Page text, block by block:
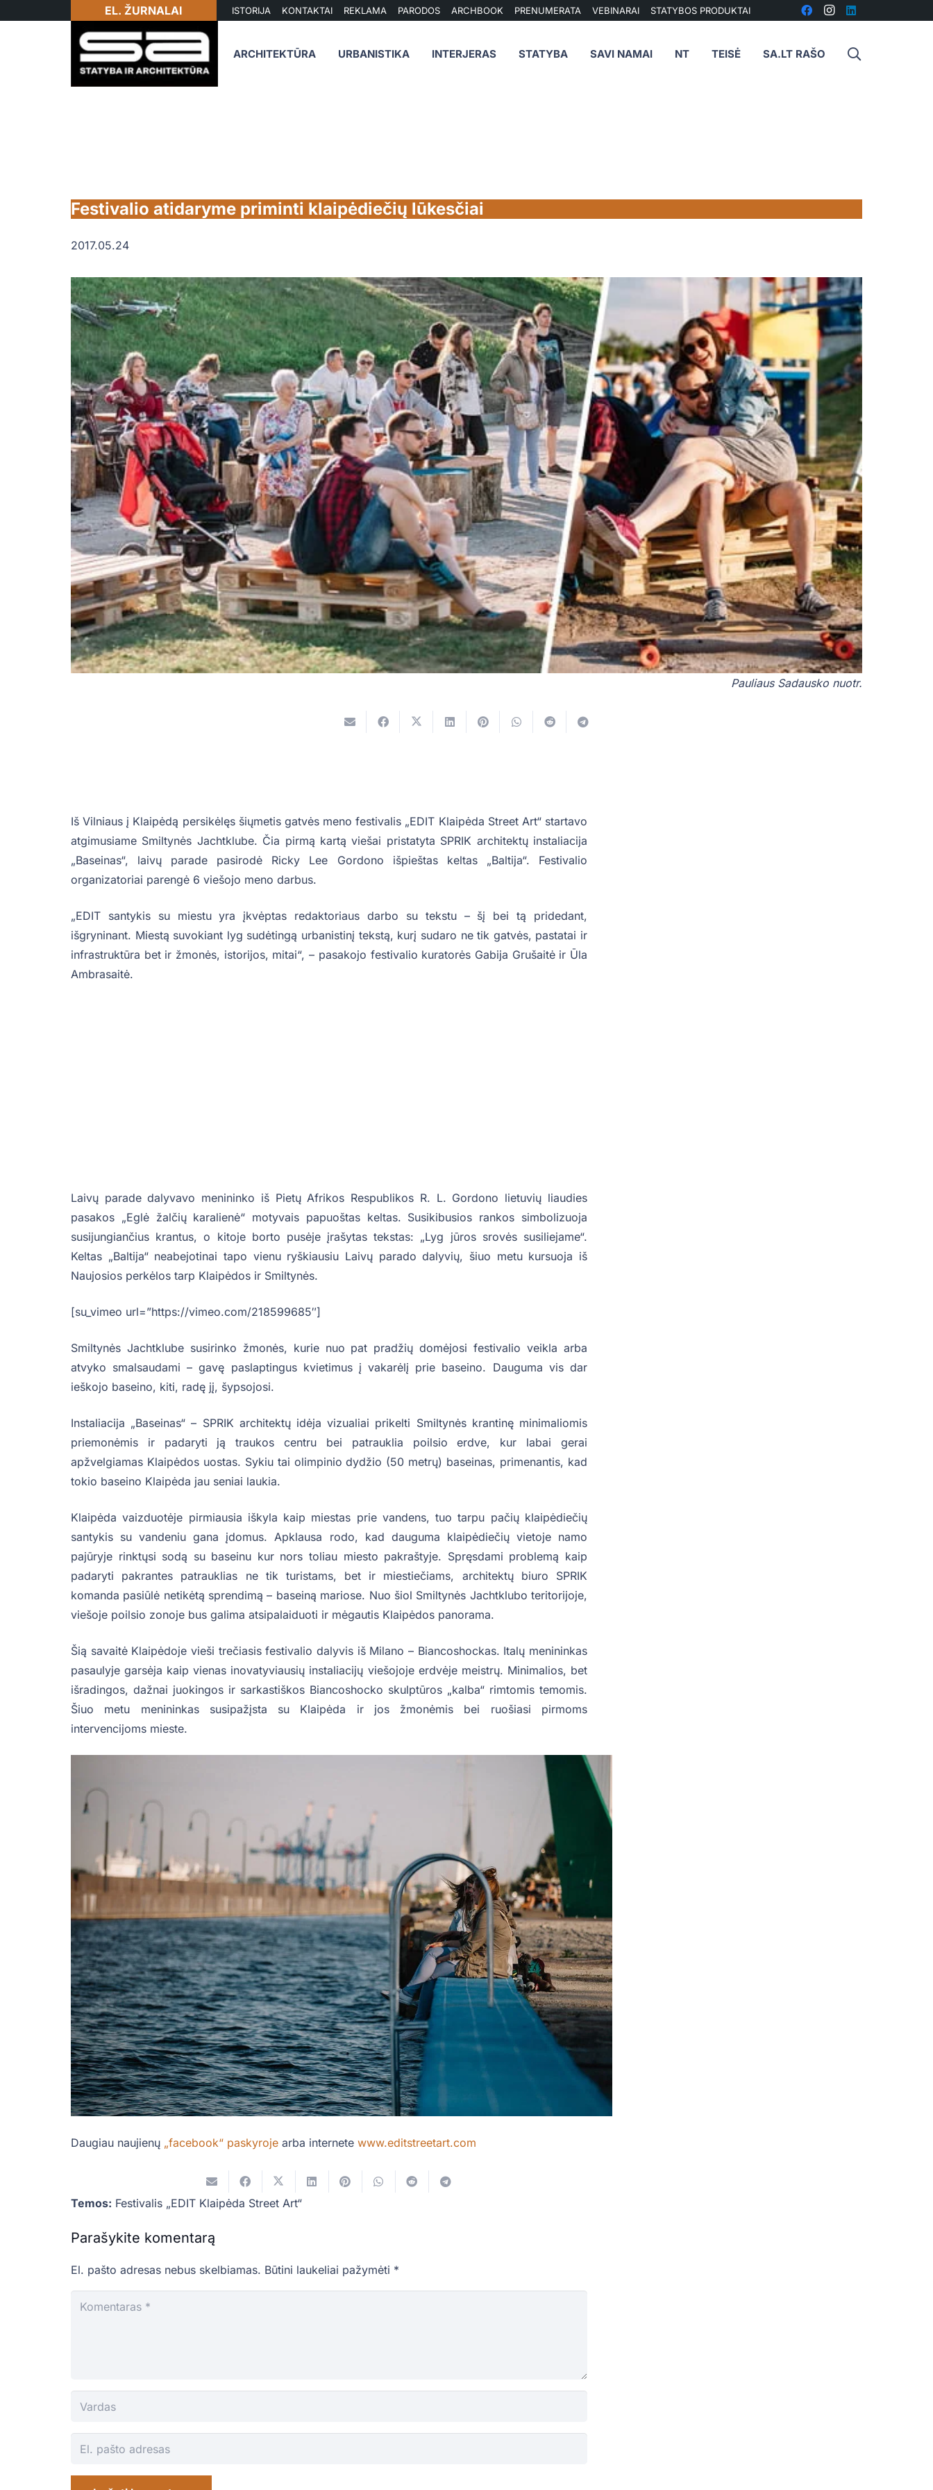
EL. ŽURNALAI ISTORIJA KONTAKTAI REKLAMA PARODOS ARCHBOOK PRENUMERATA VEBINARAI STATYBOS PRODUKTAI
ARCHITEKTŪRA URBANISTIKA INTERJERAS STATYBA SAVI NAMAI NT TEISĖ SA.LT RAŠO
Festivalio atidaryme priminti klaipėdiečių lūkesčiai
2017.05.24
Pauliaus Sadausko nuotr.
Iš Vilniaus į Klaipėdą persikėlęs šiųmetis gatvės meno festivalis „EDIT Klaipėda Street Art“ startavo
atgimusiame Smiltynės Jachtklube. Čia pirmą kartą viešai pristatyta SPRIK architektų instaliacija
„Baseinas“, laivų parade pasirodė Ricky Lee Gordono išpieštas keltas „Baltija“. Festivalio
organizatoriai parengė 6 viešojo meno darbus.
„EDIT santykis su miestu yra įkvėptas redaktoriaus darbo su tekstu – šį bei tą pridedant,
išgryninant. Miestą suvokiant lyg sudėtingą urbanistinį tekstą, kurį sudaro ne tik gatvės, pastatai ir
infrastruktūra bet ir žmonės, istorijos, mitai“, – pasakojo festivalio kuratorės Gabija Grušaitė ir Ūla
Ambrasaitė.
Laivų parade dalyvavo menininko iš Pietų Afrikos Respublikos R. L. Gordono lietuvių liaudies
pasakos „Eglė žalčių karalienė“ motyvais papuoštas keltas. Susikibusios rankos simbolizuoja
susijungiančius krantus, o kitoje borto pusėje įrašytas tekstas: „Lyg jūros srovės susiliejame“.
Keltas „Baltija“ neabejotinai tapo vienu ryškiausiu Laivų parado dalyvių, šiuo metu kursuoja iš
Naujosios perkėlos tarp Klaipėdos ir Smiltynės.
[su_vimeo url=”https://vimeo.com/218599685″]
Smiltynės Jachtklube susirinko žmonės, kurie nuo pat pradžių domėjosi festivalio veikla arba
atvyko smalsaudami – gavę paslaptingus kvietimus į vakarėlį prie baseino. Dauguma vis dar
ieškojo baseino, kiti, radę jį, šypsojosi.
Instaliacija „Baseinas“ – SPRIK architektų idėja vizualiai prikelti Smiltynės krantinę minimaliomis
priemonėmis ir padaryti ją traukos centru bei patrauklia poilsio erdve, kur labai gerai
apžvelgiamas Klaipėdos uostas. Sykiu tai olimpinio dydžio (50 metrų) baseinas, primenantis, kad
tokio baseino Klaipėda jau seniai laukia.
Klaipėda vaizduotėje pirmiausia iškyla kaip miestas prie vandens, tuo tarpu pačių klaipėdiečių
santykis su vandeniu gana įdomus. Apklausa rodo, kad dauguma klaipėdiečių vietoje namo
pajūryje rinktųsi sodą su baseinu kur nors toliau miesto pakraštyje. Spręsdami problemą kaip
padaryti pakrantes patrauklias ne tik turistams, bet ir miestiečiams, architektų biuro SPRIK
komanda pasiūlė netikėtą sprendimą – baseiną mariose. Nuo šiol Smiltynės Jachtklubo teritorijoje,
viešoje poilsio zonoje bus galima atsipalaiduoti ir mėgautis Klaipėdos panorama.
Šią savaitė Klaipėdoje vieši trečiasis festivalio dalyvis iš Milano – Biancoshockas. Italų menininkas
pasaulyje garsėja kaip vienas inovatyviausių instaliacijų viešojoje erdvėje meistrų. Minimalios, bet
išradingos, dažnai juokingos ir sarkastiškos Biancoshocko skulptūros „kalba“ rimtomis temomis.
Šiuo metu menininkas susipažįsta su Klaipėda ir jos žmonėmis bei ruošiasi pirmoms
intervencijoms mieste.
Daugiau naujienų „facebook“ paskyroje arba internete www.editstreetart.com
Temos: Festivalis „EDIT Klaipėda Street Art“
Parašykite komentarą
El. pašto adresas nebus skelbiamas. Būtini laukeliai pažymėti *